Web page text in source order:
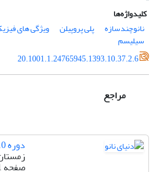
کلیدواژه‌ها
نانوچندسازه
پلی پروپیلن ویژگی های
سیلیسم
20.1001.1.24765945.1393.10.37.2.6
مراجع
دوره 10، شماره 37
زمستان
صفحه